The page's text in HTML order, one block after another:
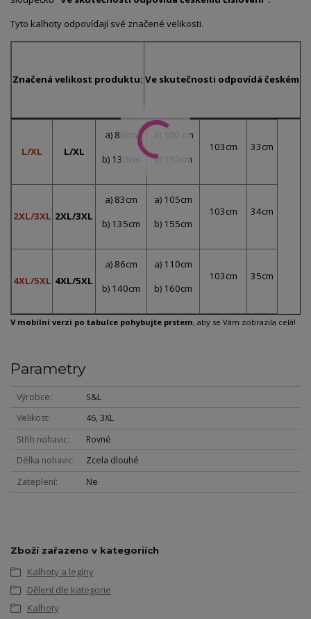
Tyto kalhoty odpovídají své značené velikosti.
Značená velikost produktu: Ve skutečnosti odpovídá českému
L/XL L/XL
a) 80cm
b) 130cm
a) 100 cm
b) 150cm
103cm 33cm
2XL/3XL 2XL/3XL
a) 83cm
b) 135cm
a) 105cm
b) 155cm
103cm 34cm
4XL/5XL 4XL/5XL
a) 86cm
b) 140cm
a) 110cm
b) 160cm
103cm 35cm
V mobilní verzi po tabulce pohybujte prstem, aby se Vám zobrazila celá!
Parametry
Výrobce
S&L
Velikost
46, 3XL
Střih nohavic
Rovné
Délka nohavic
Zcela dlouhé
Zateplení
Ne
Zboží zařazeno v kategoriích
Kalhoty a legíny
Dělení dle kategorie
Kalhoty